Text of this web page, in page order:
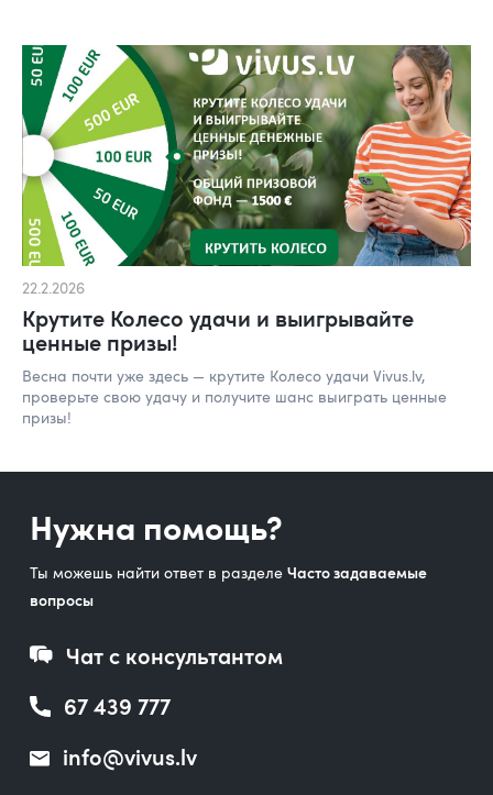
22.2.2026
Крутите Колесо удачи и выигрывайте
ценные призы!
Весна почти уже здесь — крутите Колесо удачи Vivus.lv,
проверьте свою удачу и получите шанс выиграть ценные
призы!
Нужна помощь?
Ты можешь найти ответ в разделе Часто задаваемые
вопросы
Чат с консультантом
67 439 777
info@vivus.lv